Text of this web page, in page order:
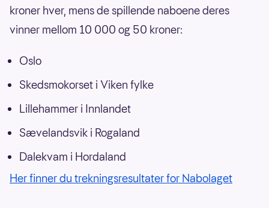
kroner hver, mens de spillende naboene deres
vinner mellom 10 000 og 50 kroner:
Oslo
Skedsmokorset i Viken fylke
Lillehammer i Innlandet
Sævelandsvik i Rogaland
Dalekvam i Hordaland
Her finner du trekningsresultater for Nabolaget